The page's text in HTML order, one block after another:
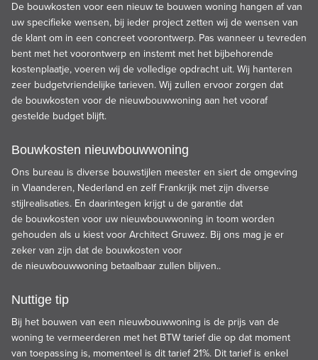
De bouwkosten voor een nieuw te bouwen woning hangen af van
uw specifieke wensen, bij ieder project zetten wij de wensen van
de klant om in een concreet voorontwerp. Pas wanneer u tevreden
bent met het voorontwerp en instemt met het bijbehorende
kostenplaatje, voeren wij de volledige opdracht uit. Wij hanteren
zeer budgetvriendelijke tarieven. Wij zullen ervoor zorgen dat
de bouwkosten voor de nieuwbouwwoning aan het vooraf
gestelde budget blijft.
Bouwkosten nieuwbouwwoning
Ons bureau is diverse bouwstijlen meester en siert de omgeving
in Vlaanderen, Nederland en zelf Frankrijk met zijn diverse
stijlrealisaties. En daarintegen krijgt u de garantie dat
de bouwkosten voor uw nieuwbouwwoning in toom worden
gehouden als u kiest voor Architect Gruwez. Bij ons mag je er
zeker van zijn dat de bouwkosten voor
de nieuwbouwwoning betaalbaar zullen blijven..
Nuttige tip
Bij het bouwen van een nieuwbouwwoning is de prijs van de
woning te vermeerderen met het BTW tarief die op dat moment
van toepassing is, momenteel is dit tarief 21%. Dit tarief is enkel